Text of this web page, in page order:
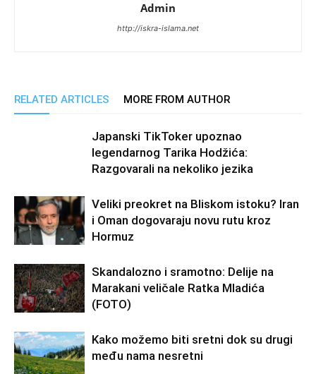
Admin
http://iskra-islama.net
RELATED ARTICLES MORE FROM AUTHOR
Japanski TikToker upoznao
legendarnog Tarika Hodžića:
Razgovarali na nekoliko jezika
Veliki preokret na Bliskom istoku? Iran
i Oman dogovaraju novu rutu kroz
Hormuz
Skandalozno i sramotno: Delije na
Marakani veličale Ratka Mladića
(FOTO)
Kako možemo biti sretni dok su drugi
među nama nesretni